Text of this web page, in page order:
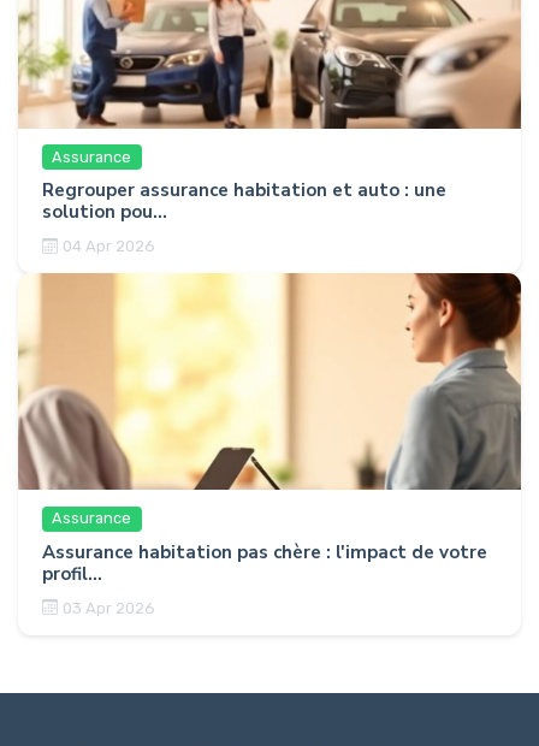
Assurance
Regrouper assurance habitation et auto : une
solution pou...
04 Apr 2026
Assurance
Assurance habitation pas chère : l'impact de votre
profil...
03 Apr 2026